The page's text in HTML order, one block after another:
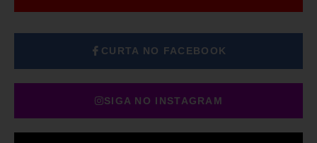
CURTA NO FACEBOOK
SIGA NO INSTAGRAM